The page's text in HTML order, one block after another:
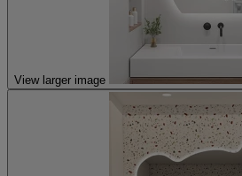
View larger image